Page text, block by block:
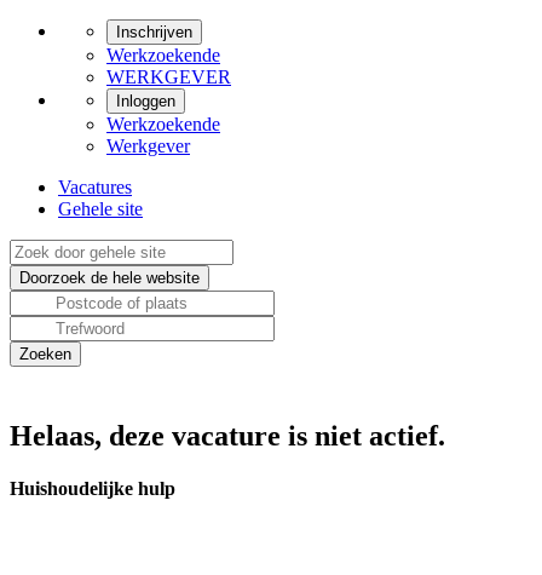
Inschrijven
Werkzoekende
WERKGEVER
Inloggen
Werkzoekende
Werkgever
Vacatures
Gehele site
Helaas, deze vacature is niet actief.
Huishoudelijke hulp